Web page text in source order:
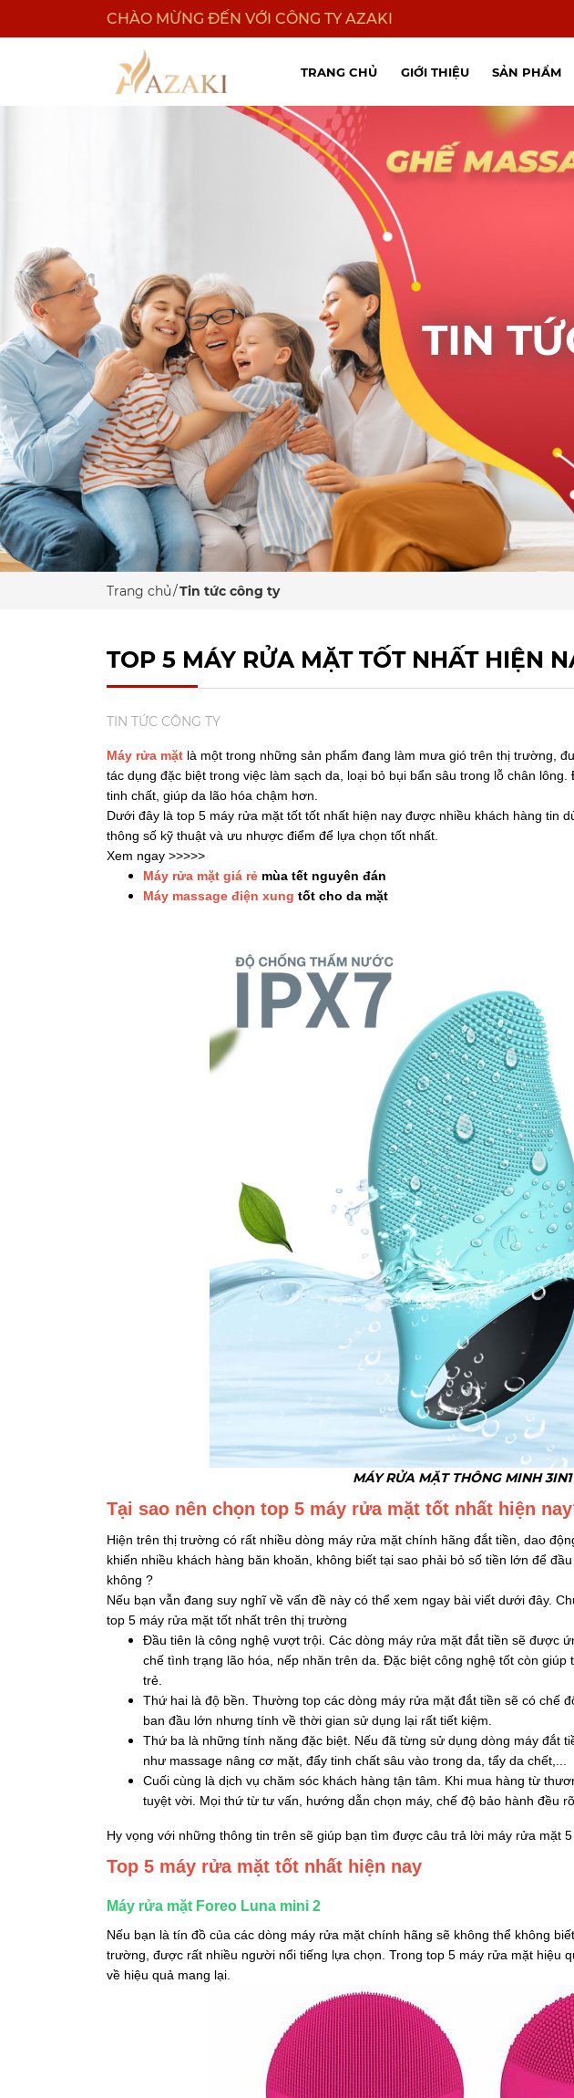
CHÀO MỪNG ĐẾN VỚI CÔNG TY AZAKI
TRANG CHỦ GIỚI THIỆU SẢN PHẨM
TIN
Trang chủ Tin tức công ty
TOP 5 MÁY RỬA MẶT TỐT NHẤT HIỆN
TIN TỨC CÔNG TY
Máy rửa mặt là một trong những sản phẩm đang làm mưa gió trên thị trường,
tác dụng đặc biệt trong việc làm sạch da, loại bỏ bụi bẩn sâu trong lỗ chân
tinh chất, giúp da lão hóa chậm hơn.
Dưới đây là top 5 máy rửa mặt tốt tốt nhất hiện nay được nhiều khách hàng tin
thông số kỹ thuật và ưu nhược điểm để lựa chọn tốt nhất.
Xem ngay >>>>>
Máy rửa mặt giá rẻ mùa tết nguyên đán
Máy massage điện xung tốt cho da mặt
MÁY RỬA MẶT THÔNG MINH
Tại sao nên chọn top 5 máy rửa mặt tốt nhất hiện
Hiện trên thị trường có rất nhiều dòng máy rửa mặt chính hãng đắt tiền, dao
khiến nhiều khách hàng băn khoăn, không biết tại sao phải bỏ số tiền lớn để
không ?
Nếu bạn vẫn đang suy nghĩ về vấn đề này có thể xem ngay bài viết dưới đây.
top 5 máy rửa mặt tốt nhất trên thị trường
Đầu tiên là công nghệ vượt trội. Các dòng máy rửa mặt đắt tiền sẽ được
chế tình trạng lão hóa, nếp nhăn trên da. Đặc biệt công nghệ tốt còn
trẻ.
Thứ hai là độ bền. Thường top các dòng máy rửa mặt đắt tiền sẽ có chế
ban đầu lớn nhưng tính về thời gian sử dụng lại rất tiết kiệm.
Thứ ba là những tính năng đặc biệt. Nếu đã từng sử dụng dòng máy đắt
như massage nâng cơ mặt, đẩy tinh chất sâu vào trong da, tẩy da chết,...
Cuối cùng là dịch vụ chăm sóc khách hàng tận tâm. Khi mua hàng từ
tuyệt vời. Mọi thứ từ tư vấn, hướng dẫn chọn máy, chế độ bảo hành đều
Hy vọng với những thông tin trên sẽ giúp bạn tìm được câu trả lời máy rửa mặt 5
Top 5 máy rửa mặt tốt nhất hiện nay
Máy rửa mặt Foreo Luna mini 2
Nếu bạn là tín đồ của các dòng máy rửa mặt chính hãng sẽ không thể không
trường, được rất nhiều người nổi tiếng lựa chọn. Trong top 5 máy rửa mặt hiệu
về hiệu quả mang lại.